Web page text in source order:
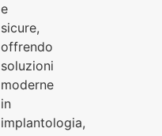
e
sicure,
offrendo
soluzioni
moderne
in
implantologia,